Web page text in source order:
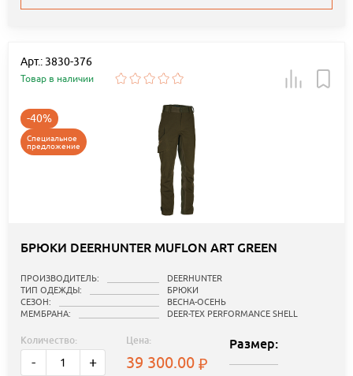
Арт.: 3830-376
Товар в наличии
-40%
Специальное
предложение
БРЮКИ DEERHUNTER MUFLON ART GREEN
ПРОИЗВОДИТЕЛЬ:
DEERHUNTER
ТИП ОДЕЖДЫ:
БРЮКИ
СЕЗОН:
ВЕСНА-ОСЕНЬ
МЕМБРАНА:
DEER-TEX PERFORMANCE SHELL
Количество:
- +
Цена:
39 300.00
Размер: